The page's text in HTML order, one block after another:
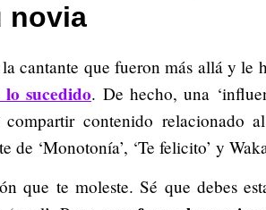
novia
cantante que fueron más allá y le
sucedido. De hecho, una
contenido relacionado
de ‘Monotonía’, ‘Te felicito’ y
que te moleste. Sé que debes